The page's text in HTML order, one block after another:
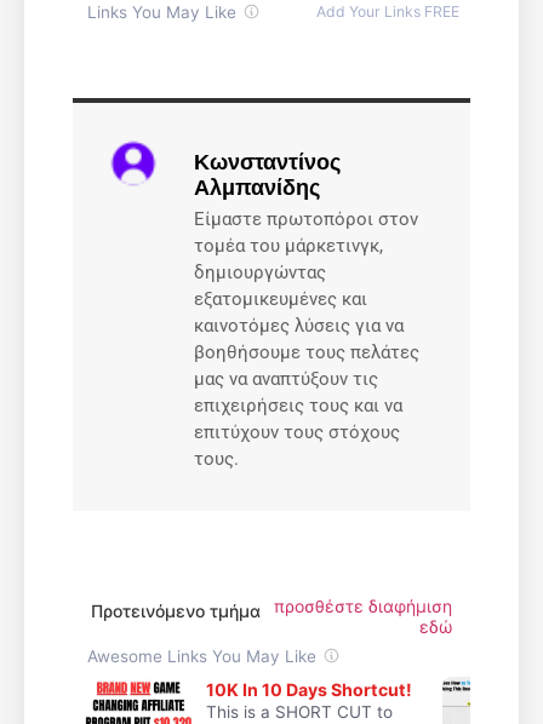
Κωνσταντίνος
Αλμπανίδης
Είμαστε πρωτοπόροι στον
τομέα του μάρκετινγκ,
δημιουργώντας
εξατομικευμένες και
καινοτόμες λύσεις για να
βοηθήσουμε τους πελάτες
μας να αναπτύξουν τις
επιχειρήσεις τους και να
επιτύχουν τους στόχους
τους.
Προτεινόμενο τμήμα
προσθέστε διαφήμιση
εδώ